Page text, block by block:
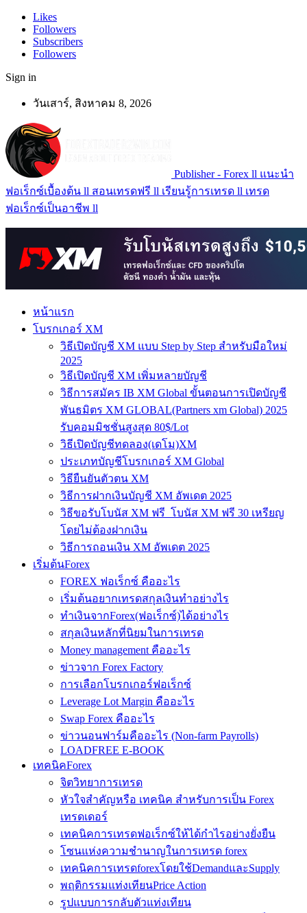
Likes
Followers
Subscribers
Followers
Sign in
วันเสาร์, สิงหาคม 8, 2026
Publisher - Forex ll แนะนำ
ฟอเร็กซ์เบื้องต้น ll สอนเทรดฟรี ll เรียนรู้การเทรด ll เทรด
ฟอเร็กซ์เป็นอาชีพ ll
หน้าแรก
โบรกเกอร์ XM
วิธีเปิดบัญชี XM แบบ Step by Step สำหรับมือใหม่
2025
วิธีเปิดบัญชี XM เพิ่มหลายบัญชี
วิธีการสมัคร IB XM Global ขั้นตอนการเปิดบัญชี
พันธมิตร XM GLOBAL(Partners xm Global) 2025
รับคอมมิชชั่นสูงสุด 80$/Lot
วิธีเปิดบัญชีทดลอง(เดโม)XM
ประเภทบัญชีโบรกเกอร์ XM Global
วิธียืนยันตัวตน XM
วิธีการฝากเงินบัญชี XM อัพเดต 2025
วิธีขอรับโบนัส XM ฟรี โบนัส XM ฟรี 30 เหรียญ
โดยไม่ต้องฝากเงิน
วิธีการถอนเงิน XM อัพเดต 2025
เริ่มต้นForex
FOREX ฟอเร็กซ์ คืออะไร
เริ่มต้นอยากเทรดสกุลเงินทำอย่างไร
ทำเงินจากForex(ฟอเร็กซ์)ได้อย่างไร
สกุลเงินหลักที่นิยมในการเทรด
Money management คืออะไร
ข่าวจาก Forex Factory
การเลือกโบรกเกอร์ฟอเร็กซ์
Leverage Lot Margin คืออะไร
Swap Forex คืออะไร
ข่าวนอนฟาร์มคืออะไร (Non-farm Payrolls)
LOADFREE E-BOOK
เทคนิคForex
จิตวิทยาการเทรด
หัวใจสำคัญหรือ เทคนิค สำหรับการเป็น Forex
เทรดเดอร์
เทคนิคการเทรดฟอเร็กซ์ให้ได้กำไรอย่างยั่งยืน
โซนแห่งความชำนาญในการเทรด forex
เทคนิคการเทรดforexโดยใช้DemandและSupply
พฤติกรรมแท่งเทียนPrice Action
รูปแบบการกลับตัวแท่งเทียน